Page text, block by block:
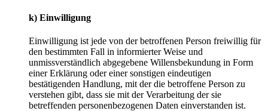
k) Einwilligung
Einwilligung ist jede von der betroffenen Person freiwillig für
den bestimmten Fall in informierter Weise und
unmissverständlich abgegebene Willensbekundung in Form
einer Erklärung oder einer sonstigen eindeutigen
bestätigenden Handlung, mit der die betroffene Person zu
verstehen gibt, dass sie mit der Verarbeitung der sie
betreffenden personenbezogenen Daten einverstanden ist.